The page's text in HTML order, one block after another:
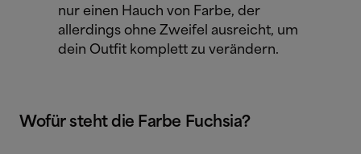
nur einen Hauch von Farbe, der
allerdings ohne Zweifel ausreicht, um
dein Outfit komplett zu verändern.
Wofür steht die Farbe Fuchsia?